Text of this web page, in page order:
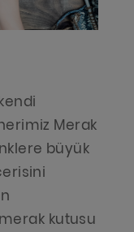
Merak
büyük
kutusu